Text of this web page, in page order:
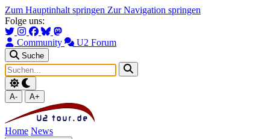
Zum Hauptinhalt springen Zur Navigation springen
Folge uns:
Community U2 Forum
Suche
A- A+
Home News